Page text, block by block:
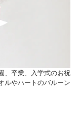
、卒業、入学式のお祝
ルやハートのバルーン